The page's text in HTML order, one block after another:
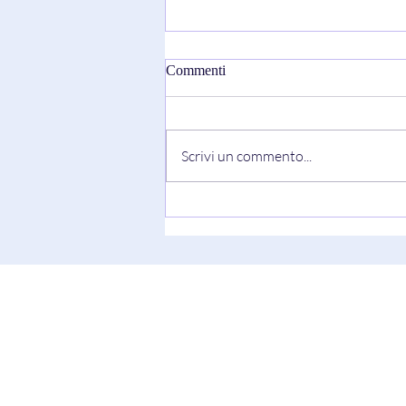
Commenti
Scrivi un commento...